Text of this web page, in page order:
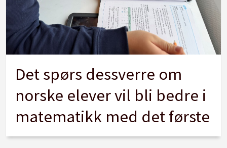
Det spørs dessverre om
norske elever vil bli bedre i
matematikk med det første